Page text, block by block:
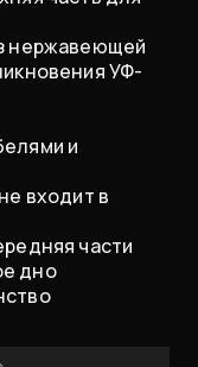
нержавеющей
УФ-
и
входит в
части
дно